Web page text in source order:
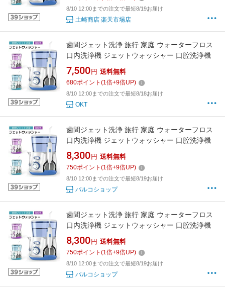
8/10 12:00までの注文で最短8/19お届け
土崎商店 楽天市場店
歯間ジェット洗浄 旅行 家庭 ウォーターフロス
口内洗浄機 ジェットウォッシャー 口腔洗浄機
7,500 円 送料無料
680ポイント (1倍+9倍UP)
8/10 12:00までの注文で最短8/18お届け
OKT
歯間ジェット洗浄 旅行 家庭 ウォーターフロス
口内洗浄機 ジェットウォッシャー 口腔洗浄機
8,300 円 送料無料
750ポイント (1倍+9倍UP)
8/10 12:00までの注文で最短8/19お届け
パルコショップ
歯間ジェット洗浄 旅行 家庭 ウォーターフロス
口内洗浄機 ジェットウォッシャー 口腔洗浄機
8,300 円 送料無料
750ポイント (1倍+9倍UP)
8/10 12:00までの注文で最短8/19お届け
パルコショップ